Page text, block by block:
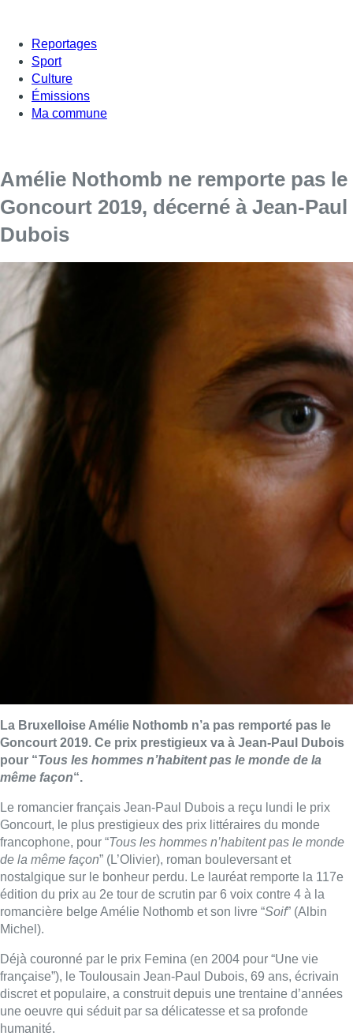
Reportages
Sport
Culture
Émissions
Ma commune
Amélie Nothomb ne remporte pas le
Goncourt 2019, décerné à Jean-Paul
Dubois
La Bruxelloise Amélie Nothomb n’a pas remporté pas le
Goncourt 2019. Ce prix prestigieux va à Jean-Paul Dubois
pour “Tous les hommes n’habitent pas le monde de la
même façon“.
Le romancier français Jean-Paul Dubois a reçu lundi le prix
Goncourt, le plus prestigieux des prix littéraires du monde
francophone, pour “Tous les hommes n’habitent pas le monde
de la même façon” (L’Olivier), roman bouleversant et
nostalgique sur le bonheur perdu. Le lauréat remporte la 117e
édition du prix au 2e tour de scrutin par 6 voix contre 4 à la
romancière belge Amélie Nothomb et son livre “Soif” (Albin
Michel).
Déjà couronné par le prix Femina (en 2004 pour “Une vie
française”), le Toulousain Jean-Paul Dubois, 69 ans, écrivain
discret et populaire, a construit depuis une trentaine d’années
une oeuvre qui séduit par sa délicatesse et sa profonde
humanité.